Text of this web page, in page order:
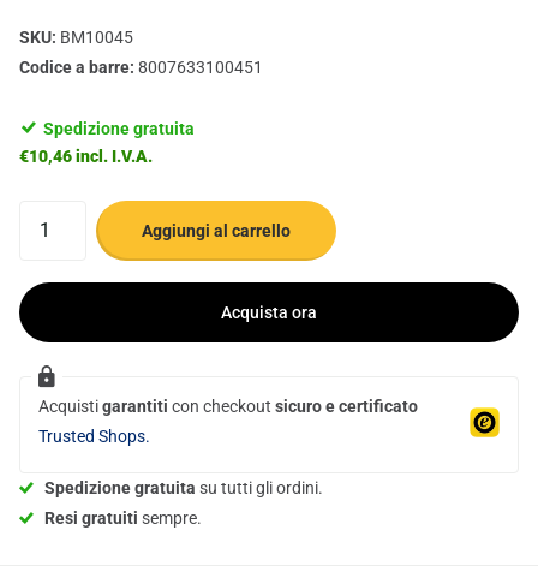
SKU: BM10045
Codice a barre: 8007633100451
Spedizione gratuita
€10,46 incl. I.V.A.
Aggiungi al carrello
Acquista ora
Acquistigarantiti con checkout sicuro e certificato
Trusted Shops.
Spedizione gratuita su tutti gli ordini.
Resi gratuiti sempre.